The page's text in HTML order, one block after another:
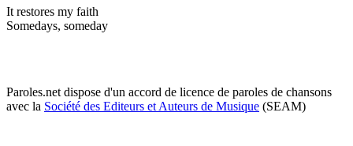
It restores my faith
Somedays, someday
Paroles.net dispose d'un accord de licence de paroles de chansons
avec la Société des Editeurs et Auteurs de Musique (SEAM)